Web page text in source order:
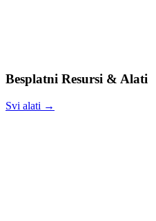
Besplatni Resursi & Alati
Svi alati →